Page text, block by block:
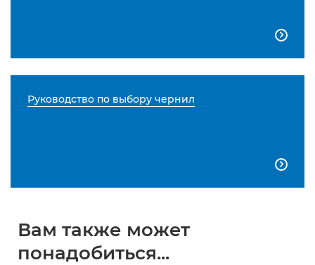

Руководство по выбору чернил

Вам также может
понадобиться...